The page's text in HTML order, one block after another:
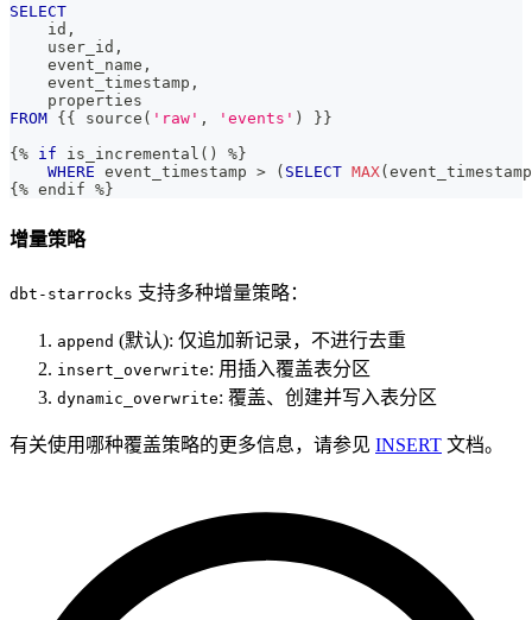
SELECT
    id
,
    user_id
,
    event_name
,
    event_timestamp
,
    properties
FROM {{ source ( 'raw' , 'events' )
}}
{% if is_incremental ( ) %}
WHERE event_timestamp > ( SELECT MAX(event_timestamp
{% endif %}
增量策略
dbt-starrocks 支持多种增量策略：
append (默认): 仅追加新记录，不进行去重
insert_overwrite: 用插入覆盖表分区
dynamic_overwrite: 覆盖、创建并写入表分区
有关使用哪种覆盖策略的更多信息，请参见 INSERT 文档。